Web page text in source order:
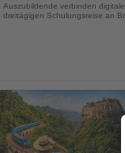
Auszubildende verbinden
dreitägigen Schulungsreise an